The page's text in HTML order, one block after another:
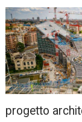
progetto